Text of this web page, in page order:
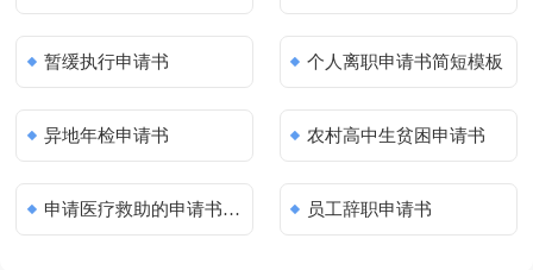
暂缓执行申请书 个人离职申请书简短模板
异地年检申请书 农村高中生贫困申请书
申请医疗救助的申请书范文（通用30篇） 员工辞职申请书